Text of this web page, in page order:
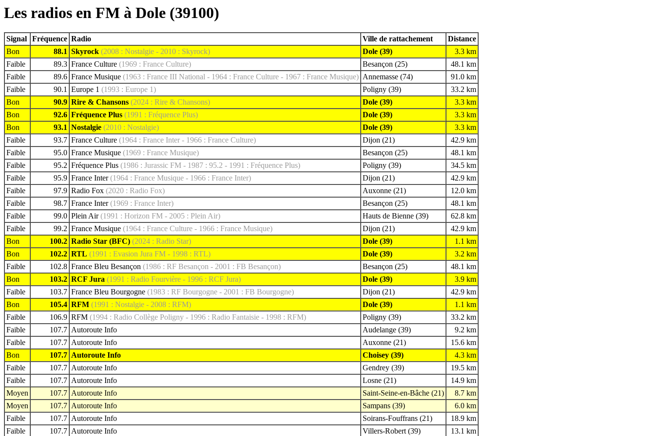
Les radios en FM à Dole (39100)
Signal Fréquence Radio Ville de rattachement
Distance
Bon
88.1 Skyrock (2008 : Nostalgie - 2010 : Skyrock) Dole (39)
3.3 km
Faible
89.3 France Culture (1969 : France Culture) Besançon (25)
48.1 km
Faible
89.6 France Musique (1963 : France III National - 1964 : France Culture - 1967 : France Musique) Annemasse (74)
91.0 km
Faible
90.1 Europe 1 (1993 : Europe 1) Poligny (39)
33.2 km
Bon
90.9 Rire & Chansons (2024 : Rire & Chansons) Dole (39)
3.3 km
Bon
92.6 Fréquence Plus (1991 : Fréquence Plus) Dole (39)
3.3 km
Bon
93.1 Nostalgie (2010 : Nostalgie) Dole (39)
3.3 km
Faible
93.7 France Culture (1964 : France Inter - 1966 : France Culture) Dijon (21)
42.9 km
Faible
95.0 France Musique (1969 : France Musique) Besançon (25)
48.1 km
Faible
95.2 Fréquence Plus (1986 : Jurassic FM - 1987 : 95.2 - 1991 : Fréquence Plus) Poligny (39)
34.5 km
Faible
95.9 France Inter(1964 : France Musique - 1966 : France Inter) Dijon (21)
42.9 km
Faible
97.9 Radio Fox (2020 : Radio Fox) Auxonne (21)
12.0 km
Faible
98.7 France Inter(1969 : France Inter) Besançon (25)
48.1 km
Faible
99.0 Plein Air(1991 : Horizon FM - 2005 : Plein Air) Hauts de Bienne (39)
62.8 km
Faible
99.2 France Musique (1964 : France Culture - 1966 : France Musique) Dijon (21)
42.9 km
Bon
100.2 Radio Star (BFC) (2024 : Radio Star) Dole (39)
1.1 km
Bon
102.2 RTL (1991 : Evasion Jura FM - 1998 : RTL) Dole (39)
3.2 km
Faible
102.8 France Bleu Besançon (1986 : RF Besançon - 2001 : FB Besançon) Besançon (25)
48.1 km
Bon
103.2 RCF Jura (1991 : Radio Fourvière - 1996 : RCF Jura) Dole (39)
3.9 km
Faible
103.7 France Bleu Bourgogne (1983 : RF Bourgogne - 2001 : FB Bourgogne) Dijon (21)
42.9 km
Bon
105.4 RFM (1991 : Nostalgie - 2008 : RFM) Dole (39)
1.1 km
Faible
106.9 RFM (1994 : Radio Collège Poligny - 1996 : Radio Fantaisie - 1998 : RFM) Poligny (39)
33.2 km
Faible
107.7 Autoroute Info Audelange (39)
9.2 km
Faible
107.7 Autoroute Info Auxonne (21)
15.6 km
Bon
107.7 Autoroute Info Choisey (39)
4.3 km
Faible
107.7 Autoroute Info Gendrey (39)
19.5 km
Faible
107.7 Autoroute Info Losne (21)
14.9 km
Moyen
107.7 Autoroute Info Saint-Seine-en-Bâche (21)
8.7 km
Moyen
107.7 Autoroute Info Sampans (39)
6.0 km
Faible
107.7 Autoroute Info Soirans-Fouffrans (21)
18.9 km
Faible
107.7 Autoroute Info Villers-Robert (39) 13.1 km